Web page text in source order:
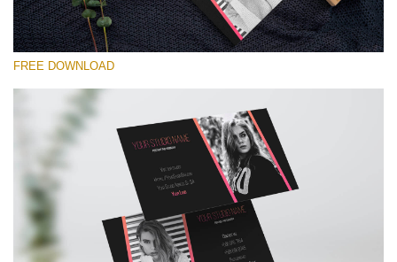
Please select
Free Template #46
Senior Price List
Free download
FREE DOWNLOAD